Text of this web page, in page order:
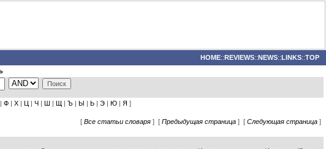
HOME::REVIEWS::NEWS::LINKS::TOP
| Ф | Х | Ц | Ч | Ш | Щ | Ъ | Ы | Ь | Э | Ю | Я ]
[ Все статьи словаря ] [ Предыдущая страница ] [ Следующая страница ]